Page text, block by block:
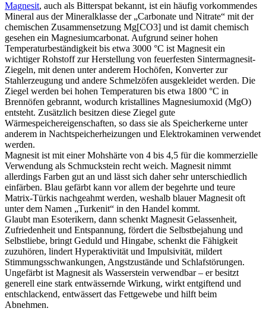
Magnesit, auch als Bitterspat bekannt, ist ein häufig vorkommendes
Mineral aus der Mineralklasse der „Carbonate und Nitrate“ mit der
chemischen Zusammensetzung Mg[CO3] und ist damit chemisch
gesehen ein Magnesiumcarbonat. Aufgrund seiner hohen
Temperaturbeständigkeit bis etwa 3000 °C ist Magnesit ein
wichtiger Rohstoff zur Herstellung von feuerfesten Sintermagnesit-
Ziegeln, mit denen unter anderem Hochöfen, Konverter zur
Stahlerzeugung und andere Schmelzöfen ausgekleidet werden. Die
Ziegel werden bei hohen Temperaturen bis etwa 1800 °C in
Brennöfen gebrannt, wodurch kristallines Magnesiumoxid (MgO)
entsteht. Zusätzlich besitzen diese Ziegel gute
Wärmespeichereigenschaften, so dass sie als Speicherkerne unter
anderem in Nachtspeicherheizungen und Elektrokaminen verwendet
werden.
Magnesit ist mit einer Mohshärte von 4 bis 4,5 für die kommerzielle
Verwendung als Schmuckstein recht weich. Magnesit nimmt
allerdings Farben gut an und lässt sich daher sehr unterschiedlich
einfärben. Blau gefärbt kann vor allem der begehrte und teure
Matrix-Türkis nachgeahmt werden, weshalb blauer Magnesit oft
unter dem Namen „Turkenit“ in den Handel kommt.
Glaubt man Esoterikern, dann schenkt Magnesit Gelassenheit,
Zufriedenheit und Entspannung, fördert die Selbstbejahung und
Selbstliebe, bringt Geduld und Hingabe, schenkt die Fähigkeit
zuzuhören, lindert Hyperaktivität und Impulsivität, mildert
Stimmungsschwankungen, Angstzustände und Schlafstörungen.
Ungefärbt ist Magnesit als Wasserstein verwendbar – er besitzt
generell eine stark entwässernde Wirkung, wirkt entgiftend und
entschlackend, entwässert das Fettgewebe und hilft beim
Abnehmen.